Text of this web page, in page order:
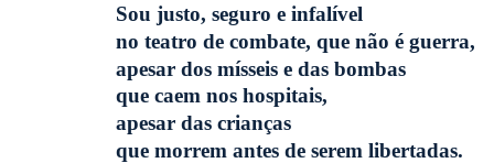
Sou justo, seguro e infalível
no teatro de combate, que não é guerra,
apesar dos mísseis e das bombas
que caem nos hospitais,
apesar das crianças
que morrem antes de serem libertadas.